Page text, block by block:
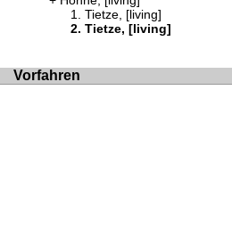
Tietze, [living]
Tietze, [living]
Vorfahren